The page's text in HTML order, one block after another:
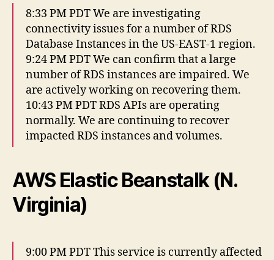
8:33 PM PDT We are investigating
connectivity issues for a number of RDS
Database Instances in the US-EAST-1 region.
9:24 PM PDT We can confirm that a large
number of RDS instances are impaired. We
are actively working on recovering them.
10:43 PM PDT RDS APIs are operating
normally. We are continuing to recover
impacted RDS instances and volumes.
AWS Elastic Beanstalk (N.
Virginia)
9:00 PM PDT This service is currently affected